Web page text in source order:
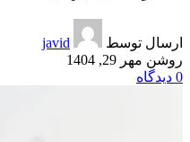
ارسال توسط
javid
روشن مهر 29, 1404
0 دیدگاه